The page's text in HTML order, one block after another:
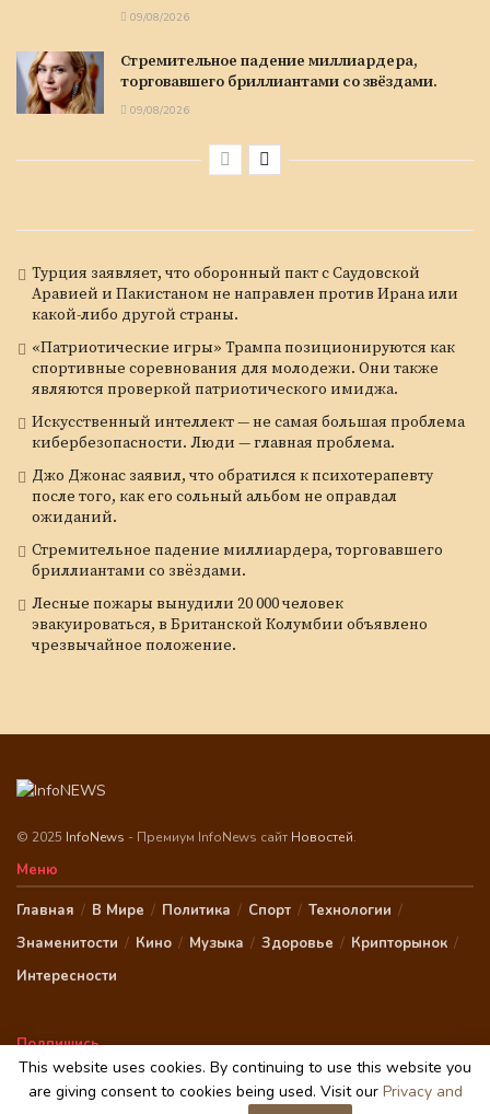
09/08/2026
Стремительное падение миллиардера,
торговавшего бриллиантами со звёздами.
09/08/2026
Турция заявляет, что оборонный пакт с Саудовской
Аравией и Пакистаном не направлен против Ирана или
какой-либо другой страны.
«Патриотические игры» Трампа позиционируются как
спортивные соревнования для молодежи. Они также
являются проверкой патриотического имиджа.
Искусственный интеллект — не самая большая проблема
кибербезопасности. Люди — главная проблема.
Джо Джонас заявил, что обратился к психотерапевту
после того, как его сольный альбом не оправдал
ожиданий.
Стремительное падение миллиардера, торговавшего
бриллиантами со звёздами.
Лесные пожары вынудили 20 000 человек
эвакуироваться, в Британской Колумбии объявлено
чрезвычайное положение.
© 2025 InfoNews - Премиум InfoNews сайт Новостей.
Меню
Главная В Мире Политика Спорт
Технологии
Знаменитости
Кино Музыка Здоровье
Крипторынок
Интересности
Подпишись
This website uses cookies. By continuing to use this website you
are giving consent to cookies being used. Visit our Privacy and